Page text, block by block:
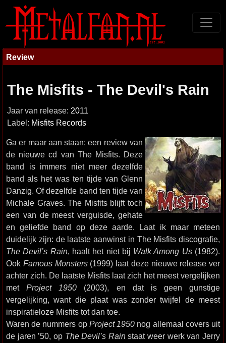
Review
The Misfits - The Devil's Rain
Jaar van release: 2011
Label: Misfits Records
Ga er maar aan staan: een review van
de nieuwe cd van The Misfits. Deze
band is immers niet meer dezelfde
band als het was ten tijde van Glenn
Danzig. Of dezelfde band ten tijde van
Michale Graves. The Misfits blijft toch
een van de meest verguisde, gehate
en geliefde band op deze aarde. Laat ik maar meteen
duidelijk zijn: de laatste aanwinst in The Misfits discografie,
The Devil’s Rain, haalt het niet bij Walk Among Us(1982).
Ook Famous Monsters(1999) laat deze nieuwe release ver
achter zich. De laatste Misfits laat zich het meest vergelijken
metProject 1950 (2003), en dat is geen gunstige
vergelijking, want die plaat was zonder twijfel de meest
inspiratieloze Misfits tot dan toe.
Waren de nummers op Project 1950 nog allemaal covers uit
de jaren ’50, op The Devil’s Rainstaat weer werk van Jerry